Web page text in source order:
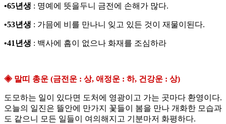
•65년생 : 명예에 뜻을두니 금전에 손해가 많다.
•53년생 : 가믐에 비를 만나니 잊고 있든 것이 재물이된다.
•41년생 : 백사에 흠이 없으나 화재를 조심하라
◈ 말띠 총운 (금전운 : 상, 애정운 : 하, 건강운 : 상)
도모하는 일이 있다면 도처에 영광이고 가는 곳마다 환영이다.
오늘의 일진은 뜰안에 만가지 꽃들이 봄을 만나 개화한 모습과
도 같으니 모든 일들이 여의해지고 기분마저 화평하다.